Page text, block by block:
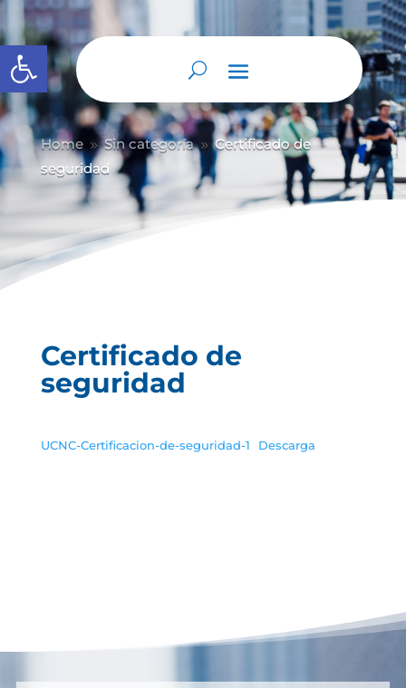
Abrir barra de herramientas
Home 9 Sin categoría 9 Certificado de
seguridad
Certificado de
seguridad
UCNC-Certificacion-de-seguridad-1 Descarga